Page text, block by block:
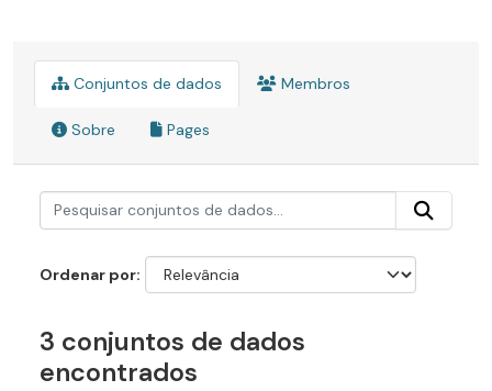
Conjuntos de dados Membros
Sobre Pages
Ordenar por
3 conjuntos de dados
encontrados